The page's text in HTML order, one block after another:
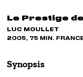
Le Prestige
LUC MOULLET
2005, 75 MIN.
Synopsis